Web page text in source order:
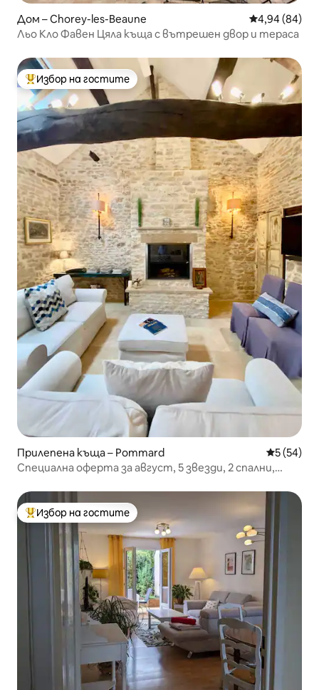
Дом – Chorey-les-Beaune Средна
4,94 (84)
Льо Кло Фавен Цяла къща с вътрешен двор и тераса
Най-популярен избор на гостите
Избор на гостите
Прилепена къща – Pommard Средна
5 (54)
Специална оферта за август, 5 звезди, 2 спални,
Най-популярен избор на гостите
Избор на гостите